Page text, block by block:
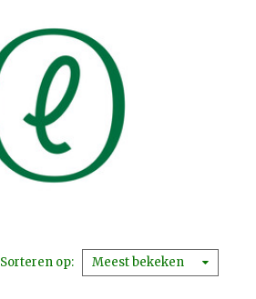
Sorteren op Meest bekeken